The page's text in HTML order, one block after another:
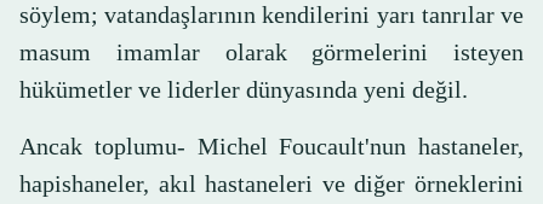
söylem; vatandaşlarının kendilerini yarı tanrılar ve
masum imamlar olarak görmelerini isteyen
hükümetler ve liderler dünyasında yeni değil.
Ancak toplumu- Michel Foucault'nun hastaneler,
hapishaneler, akıl hastaneleri ve diğer örneklerini